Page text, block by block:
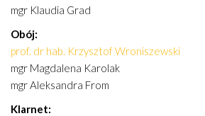
mgr Klaudia Grad
Obój:
prof. dr hab. Krzysztof Wroniszewski
mgr Magdalena Karolak
mgr Aleksandra From
Klarnet: